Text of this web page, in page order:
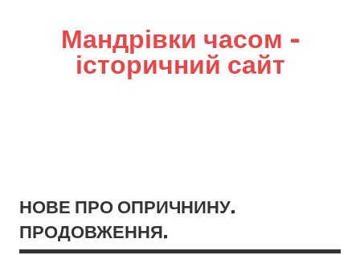
Мандрівки часом –
історичний сайт
НОВЕ ПРО ОПРИЧНИНУ.
ПРОДОВЖЕННЯ.